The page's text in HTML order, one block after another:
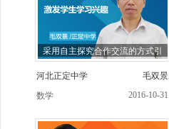
采用自主探究合作交流的方式引
河北正定中学
毛双景
数学
2016-10-31